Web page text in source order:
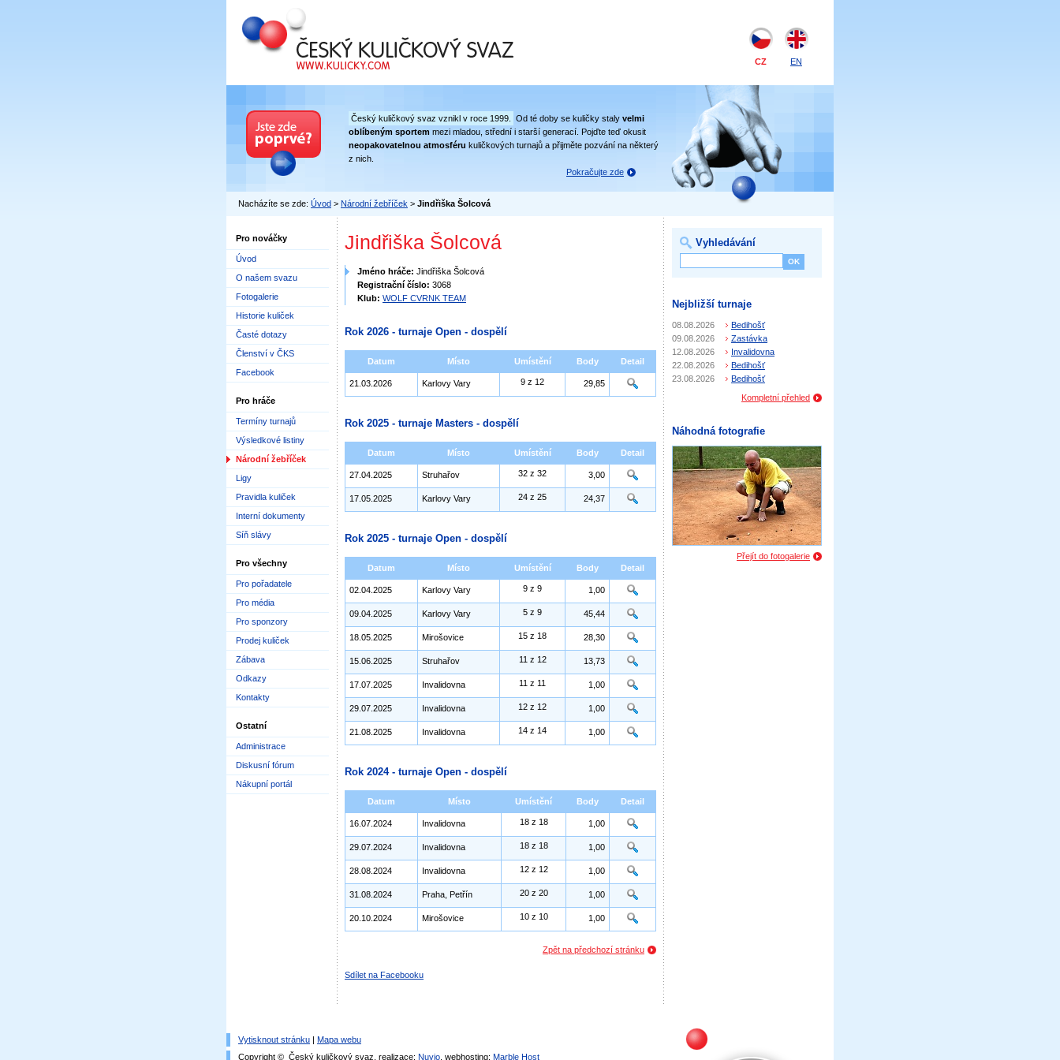
Český kuličkový svaz
CZ EN
Český kuličkový svaz vznikl v roce 1999. Od té doby se kuličky staly velmi
oblíbeným sportem mezi mladou, střední i starší generací. Pojďte teď okusit
neopakovatelnou atmosféru kuličkových turnajů a přijměte pozvání na některý
z nich.
Pokračujte zde
Nacházíte se zde: Úvod > Národní žebříček > Jindřiška Šolcová
Pro nováčky
Úvod
O našem svazu
Fotogalerie
Historie kuliček
Časté dotazy
Členství v ČKS
Facebook
Pro hráče
Termíny turnajů
Výsledkové listiny
Národní žebříček
Ligy
Pravidla kuliček
Interní dokumenty
Síň slávy
Pro všechny
Pro pořadatele
Pro média
Pro sponzory
Prodej kuliček
Zábava
Odkazy
Kontakty
Ostatní
Administrace
Diskusní fórum
Nákupní portál
Jindřiška Šolcová
Jméno hráče: Jindřiška Šolcová
Registrační číslo: 3068
Klub: WOLF CVRNK TEAM
Rok 2026 - turnaje Open - dospělí
Datum Místo Umístění Body Detail
21.03.2026 Karlovy Vary 9 z 12 29,85
Rok 2025 - turnaje Masters - dospělí
Datum Místo Umístění Body Detail
27.04.2025 Struhařov 32 z 32 3,00
17.05.2025 Karlovy Vary 24 z 25 24,37
Rok 2025 - turnaje Open - dospělí
Datum Místo Umístění Body Detail
02.04.2025 Karlovy Vary 9 z 9 1,00
09.04.2025 Karlovy Vary 5 z 9 45,44
18.05.2025 Mirošovice 15 z 18 28,30
15.06.2025 Struhařov 11 z 12 13,73
17.07.2025 Invalidovna 11 z 11 1,00
29.07.2025 Invalidovna 12 z 12 1,00
21.08.2025 Invalidovna 14 z 14 1,00
Rok 2024 - turnaje Open - dospělí
Datum Místo Umístění Body Detail
16.07.2024 Invalidovna 18 z 18 1,00
29.07.2024 Invalidovna 18 z 18 1,00
28.08.2024 Invalidovna 12 z 12 1,00
31.08.2024 Praha, Petřín 20 z 20 1,00
20.10.2024 Mirošovice 10 z 10 1,00
Zpět na předchozí stránku
Sdílet na Facebooku
Vyhledávání
Nejbližší turnaje
08.08.2026
Bedihošť
09.08.2026
Zastávka
12.08.2026
Invalidovna
22.08.2026
Bedihošť
23.08.2026
Bedihošť
Kompletní přehled
Náhodná fotografie
Přejít do fotogalerie
Vytisknout stránku | Mapa webu
Copyright © Český kuličkový svaz, realizace: Nuvio , webhosting: Marble Host